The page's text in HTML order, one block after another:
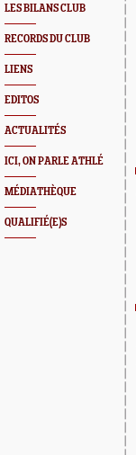
LES BILANS CLUB
RECORDS DU CLUB
LIENS
EDITOS
ACTUALITÉS
ICI, ON PARLE ATHLÉ
MÉDIATHÈQUE
QUALIFIÉ(E)S